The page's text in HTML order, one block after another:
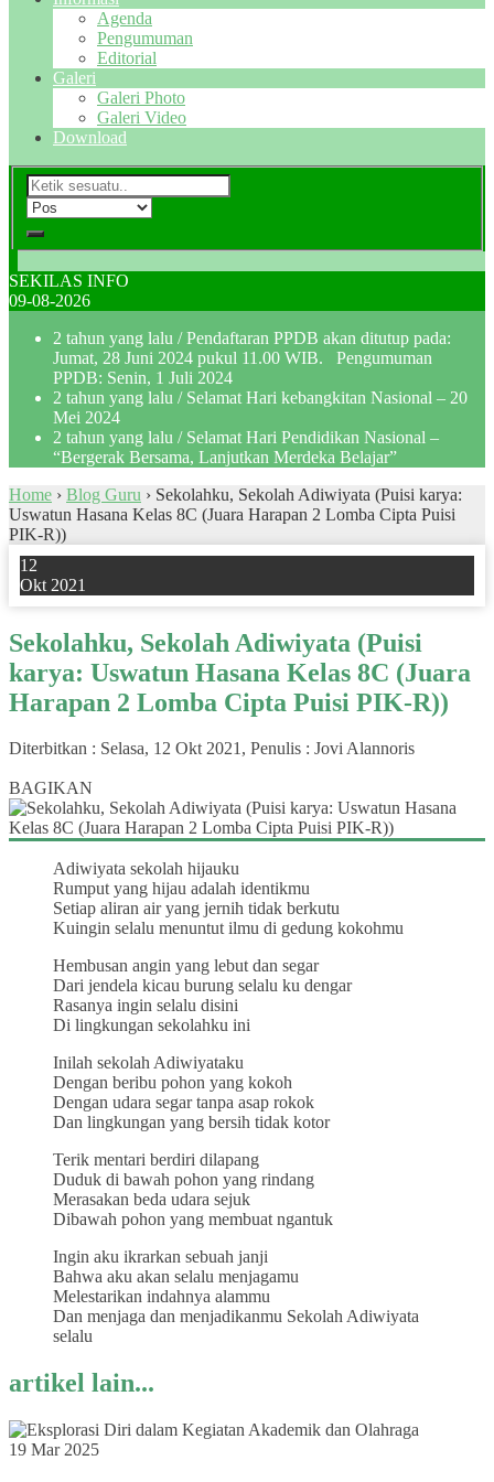
Agenda
Pengumuman
Editorial
Galeri
Galeri Photo
Galeri Video
Download
SEKILAS INFO
09-08-2026
2 tahun yang lalu / Pendaftaran PPDB akan ditutup pada:
Jumat, 28 Juni 2024 pukul 11.00 WIB. Pengumuman
PPDB: Senin, 1 Juli 2024
2 tahun yang lalu / Selamat Hari kebangkitan Nasional – 20
Mei 2024
2 tahun yang lalu / Selamat Hari Pendidikan Nasional –
“Bergerak Bersama, Lanjutkan Merdeka Belajar”
Home › Blog Guru › Sekolahku, Sekolah Adiwiyata (Puisi karya:
Uswatun Hasana Kelas 8C (Juara Harapan 2 Lomba Cipta Puisi
PIK-R))
12
Okt 2021
Sekolahku, Sekolah Adiwiyata (Puisi
karya: Uswatun Hasana Kelas 8C (Juara
Harapan 2 Lomba Cipta Puisi PIK-R))
Diterbitkan : Selasa, 12 Okt 2021, Penulis : Jovi Alannoris
BAGIKAN
Adiwiyata sekolah hijauku
Rumput yang hijau adalah identikmu
Setiap aliran air yang jernih tidak berkutu
Kuingin selalu menuntut ilmu di gedung kokohmu
Hembusan angin yang lebut dan segar
Dari jendela kicau burung selalu ku dengar
Rasanya ingin selalu disini
Di lingkungan sekolahku ini
Inilah sekolah Adiwiyataku
Dengan beribu pohon yang kokoh
Dengan udara segar tanpa asap rokok
Dan lingkungan yang bersih tidak kotor
Terik mentari berdiri dilapang
Duduk di bawah pohon yang rindang
Merasakan beda udara sejuk
Dibawah pohon yang membuat ngantuk
Ingin aku ikrarkan sebuah janji
Bahwa aku akan selalu menjagamu
Melestarikan indahnya alammu
Dan menjaga dan menjadikanmu Sekolah Adiwiyata
selalu
artikel lain...
19 Mar 2025